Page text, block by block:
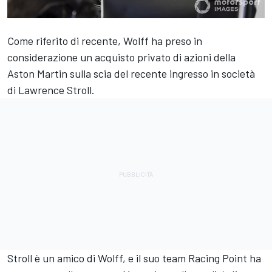
Come riferito di recente, Wolff ha preso in
considerazione un acquisto privato di azioni della
Aston Martin sulla scia del recente ingresso in società
di Lawrence Stroll.
Stroll è un amico di Wolff, e il suo team Racing Point ha